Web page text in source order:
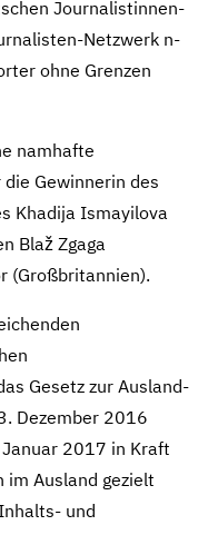
Journalistinnen-
Netzwerk n-
ohne Grenzen
namhafte
Gewinnerin des
Khadija Ismayilova
Blaž Zgaga
(Großbritannien).
Gesetz zur Ausland-
Dezember 2016
Januar 2017 in Kraft
im Ausland gezielt
und